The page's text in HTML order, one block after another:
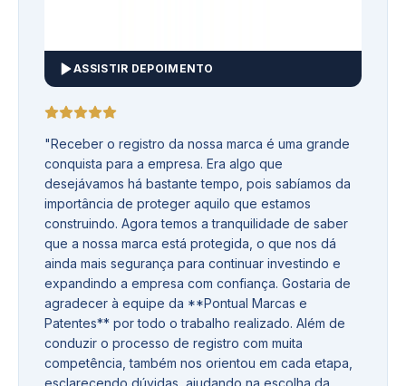
ASSISTIR DEPOIMENTO
"Receber o registro da nossa marca é uma grande
conquista para a empresa. Era algo que
desejávamos há bastante tempo, pois sabíamos da
importância de proteger aquilo que estamos
construindo. Agora temos a tranquilidade de saber
que a nossa marca está protegida, o que nos dá
ainda mais segurança para continuar investindo e
expandindo a empresa com confiança. Gostaria de
agradecer à equipe da **Pontual Marcas e
Patentes** por todo o trabalho realizado. Além de
conduzir o processo de registro com muita
competência, também nos orientou em cada etapa,